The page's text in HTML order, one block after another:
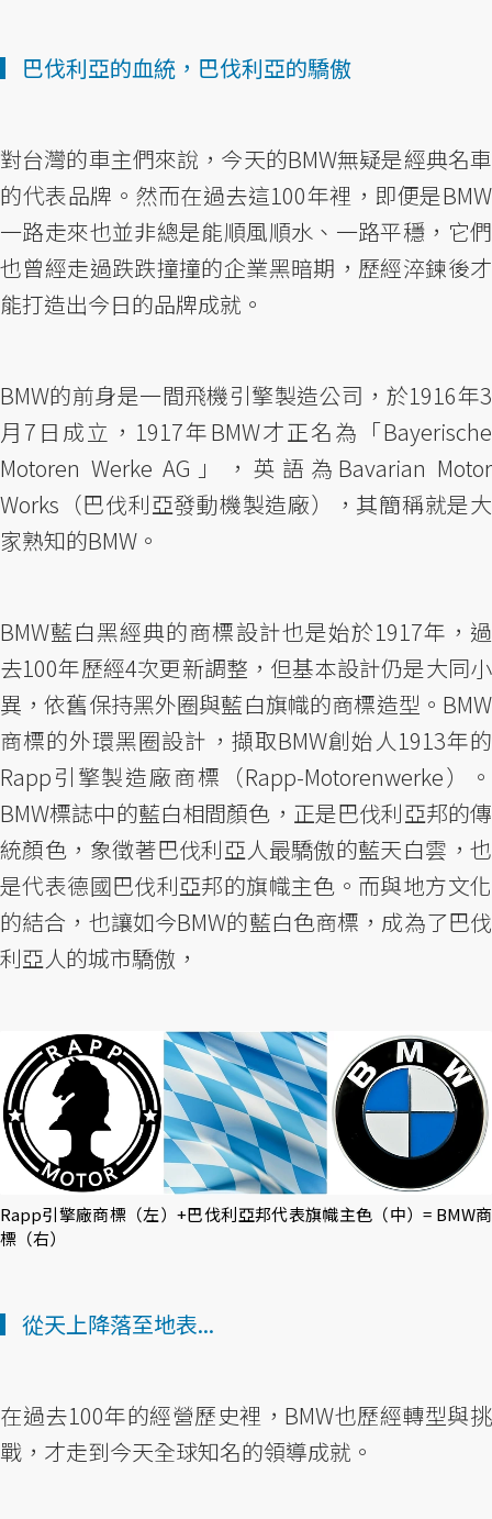
▎巴伐利亞的血統，巴伐利亞的驕傲
對台灣的車主們來說，今天的BMW無疑是經典名車
的代表品牌。然而在過去這100年裡，即便是BMW
一路走來也並非總是能順風順水、一路平穩，它們
也曾經走過跌跌撞撞的企業黑暗期，歷經淬鍊後才
能打造出今日的品牌成就。
BMW的前身是一間飛機引擎製造公司，於1916年3
月7日成立，1917年BMW才正名為「Bayerische
Motoren Werke AG」，英語為Bavarian Motor
Works（巴伐利亞發動機製造廠），其簡稱就是大
家熟知的BMW。
BMW藍白黑經典的商標設計也是始於1917年，過
去100年歷經4次更新調整，但基本設計仍是大同小
異，依舊保持黑外圈與藍白旗幟的商標造型。BMW
商標的外環黑圈設計，擷取BMW創始人1913年的
Rapp引擎製造廠商標（Rapp-Motorenwerke）。
BMW標誌中的藍白相間顏色，正是巴伐利亞邦的傳
統顏色，象徵著巴伐利亞人最驕傲的藍天白雲，也
是代表德國巴伐利亞邦的旗幟主色。而與地方文化
的結合，也讓如今BMW的藍白色商標，成為了巴伐
利亞人的城市驕傲，
Rapp引擎廠商標（左）+巴伐利亞邦代表旗幟主色（中）= BMW商
標（右）
▎從天上降落至地表...
在過去100年的經營歷史裡，BMW也歷經轉型與挑
戰，才走到今天全球知名的領導成就。